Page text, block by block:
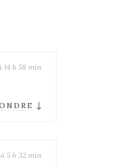
14 h 58 min
↓
à 5 h 32 min